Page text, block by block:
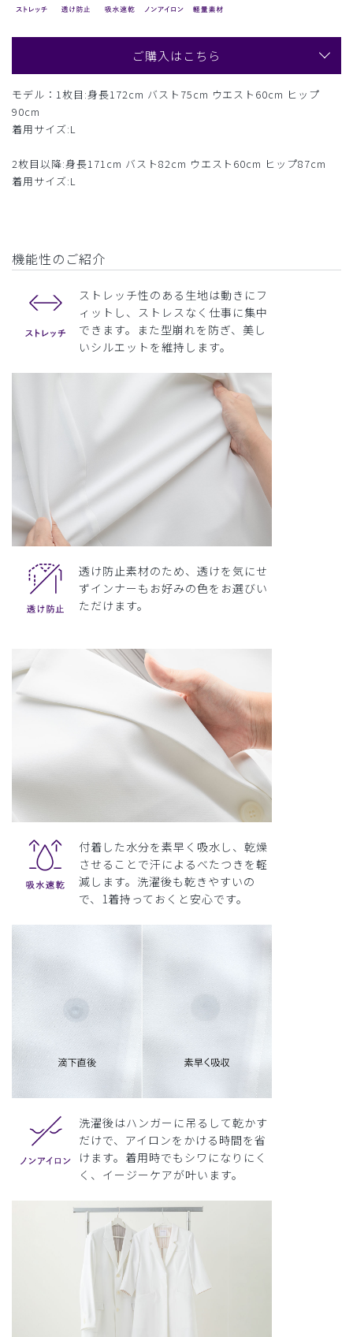
ご購入はこちら
モデル：1枚目:身長172cm バスト75cm ウエスト60cm ヒップ
90cm
着用サイズ:L
2枚目以降:身長171cm バスト82cm ウエスト60cm ヒップ87cm
着用サイズ:L
機能性のご紹介
ストレッチ性のある生地は動きにフ
ィットし、ストレスなく仕事に集中
できます。また型崩れを防ぎ、美し
いシルエットを維持します。
透け防止素材のため、透けを気にせ
ずインナーもお好みの色をお選びい
ただけます。
付着した水分を素早く吸水し、乾燥
させることで汗によるべたつきを軽
減します。洗濯後も乾きやすいの
で、1着持っておくと安心です。
洗濯後はハンガーに吊るして乾かす
だけで、アイロンをかける時間を省
けます。着用時でもシワになりにく
く、イージーケアが叶います。